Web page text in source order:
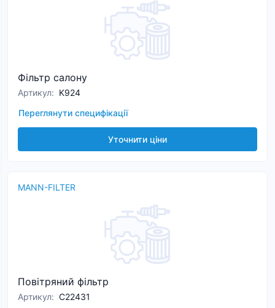
Фільтр салону
Артикул: K924
Переглянути специфікації
Уточнити ціни
MANN-FILTER
Повітряний фільтр
Артикул: C22431